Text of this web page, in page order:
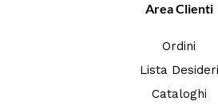
Area Clienti
Ordini
Lista Desideri
Cataloghi